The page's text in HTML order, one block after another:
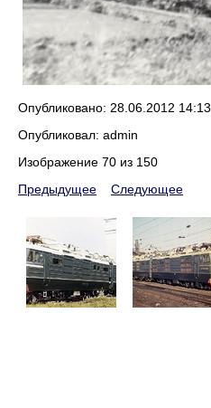
Опубликовано: 28.06.2012 14:13
Опубликовал: admin
Изображение 70 из 150
Предыдущее
Следующее